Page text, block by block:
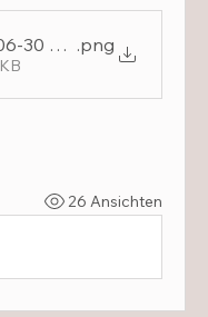
30 um 16.36.37
.png
26 Ansichten